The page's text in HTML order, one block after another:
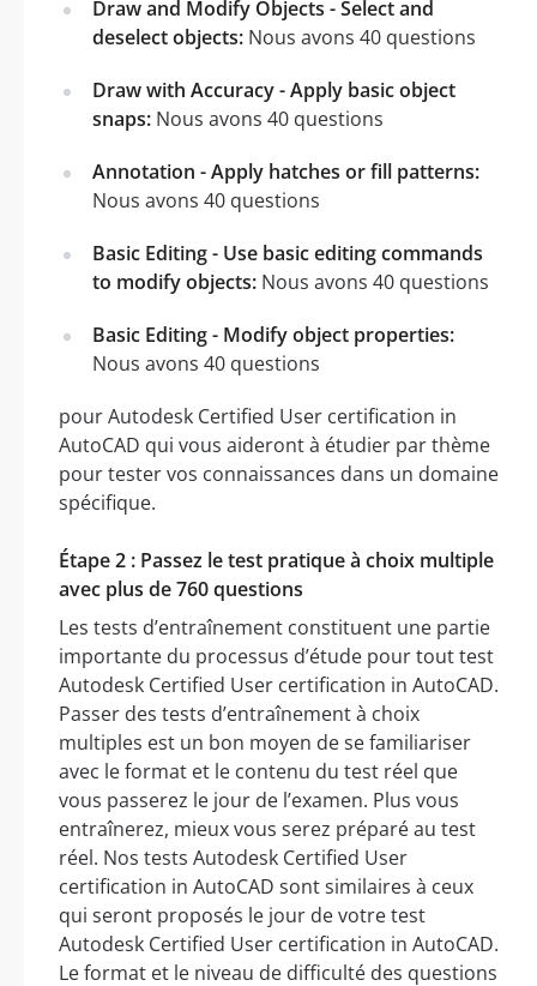
Draw and Modify Objects - Select and
deselect objects: Nous avons 40 questions
Draw with Accuracy - Apply basic object
snaps: Nous avons 40 questions
Annotation - Apply hatches or fill patterns:
Nous avons 40 questions
Basic Editing - Use basic editing commands
to modify objects: Nous avons 40 questions
Basic Editing - Modify object properties:
Nous avons 40 questions
pour Autodesk Certified User certification in
AutoCAD qui vous aideront à étudier par thème
pour tester vos connaissances dans un domaine
spécifique.
Étape 2 : Passez le test pratique à choix multiple
avec plus de 760 questions
Les tests d’entraînement constituent une partie
importante du processus d’étude pour tout test
Autodesk Certified User certification in AutoCAD.
Passer des tests d’entraînement à choix
multiples est un bon moyen de se familiariser
avec le format et le contenu du test réel que
vous passerez le jour de l’examen. Plus vous
entraînerez, mieux vous serez préparé au test
réel. Nos tests Autodesk Certified User
certification in AutoCAD sont similaires à ceux
qui seront proposés le jour de votre test
Autodesk Certified User certification in AutoCAD.
Le format et le niveau de difficulté des questions